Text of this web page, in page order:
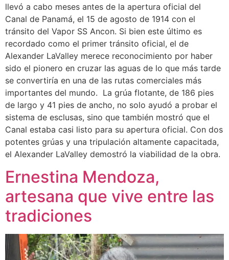
llevó a cabo meses antes de la apertura oficial del
Canal de Panamá, el 15 de agosto de 1914 con el
tránsito del Vapor SS Ancon. Si bien este último es
recordado como el primer tránsito oficial, el de
Alexander LaValley merece reconocimiento por haber
sido el pionero en cruzar las aguas de lo que más tarde
se convertiría en una de las rutas comerciales más
importantes del mundo. La grúa flotante, de 186 pies
de largo y 41 pies de ancho, no solo ayudó a probar el
sistema de esclusas, sino que también mostró que el
Canal estaba casi listo para su apertura oficial. Con dos
potentes grúas y una tripulación altamente capacitada,
el Alexander LaValley demostró la viabilidad de la obra.
Ernestina Mendoza,
artesana que vive entre las
tradiciones